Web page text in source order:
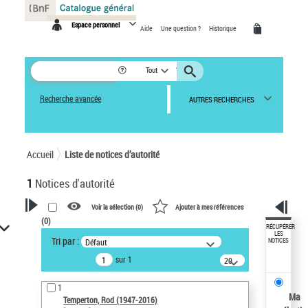
Espace personnel Aide Une question ? Historique
Tout
Recherche avancée AUTRES RECHERCHES
Accueil Liste de notices d’autorité
1 Notices d'autorité
VOTRE RECHERCHE
Recherche avancée dans les
notices d’autorité
Œuvres liées à l'auteur :
Temperton, Rod (1947-2016)
Voir la sélection (0) Ajouter à mes références
(0)
Tri par : Défaut
sur 1
20
résultats/page
1
Temperton, Rod (1947-2016)
RÉCUPÉRER
LES
NOTICES
Ma
Panneau de gestion des cookies